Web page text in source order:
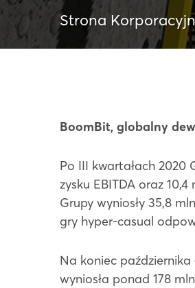
Strona
BoomBit, globalny
Po III kwartałach 2020
zysku EBITDA oraz
Grupy wyniosły 35,8
gry hyper-casual
Na koniec października
wyniosła ponad 178